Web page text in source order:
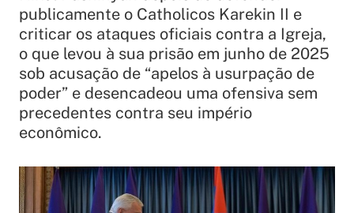
publicamente o Catholicos Karekin II e
criticar os ataques oficiais contra a Igreja,
o que levou à sua prisão em junho de 2025
sob acusação de “apelos à usurpação de
poder” e desencadeou uma ofensiva sem
precedentes contra seu império
econômico.